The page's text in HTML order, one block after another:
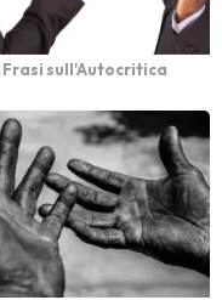
Frasi sull'Autocritica